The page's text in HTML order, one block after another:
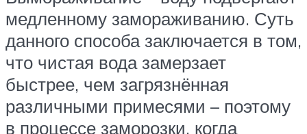
медленному замораживанию. Суть
данного способа заключается в том,
что чистая вода замерзает
быстрее, чем загрязнённая
различными примесями – поэтому
в процессе заморозки, когда